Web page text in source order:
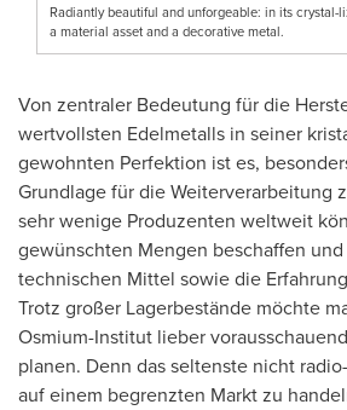
Radiantly beautiful and unforgeable: in its crystal-
a material asset and a decorative metal.
Von zentraler Bedeutung für die
wertvollsten Edelmetalls in seiner
gewohnten Perfektion ist es,
Grundlage für die Weiterverarbeitung
sehr wenige Produzenten weltweit
gewünschten Mengen beschaffen
technischen Mittel sowie die
Trotz großer Lagerbestände möchte
Osmium-Institut lieber
planen. Denn das seltenste nicht
auf einem begrenzten Markt zu